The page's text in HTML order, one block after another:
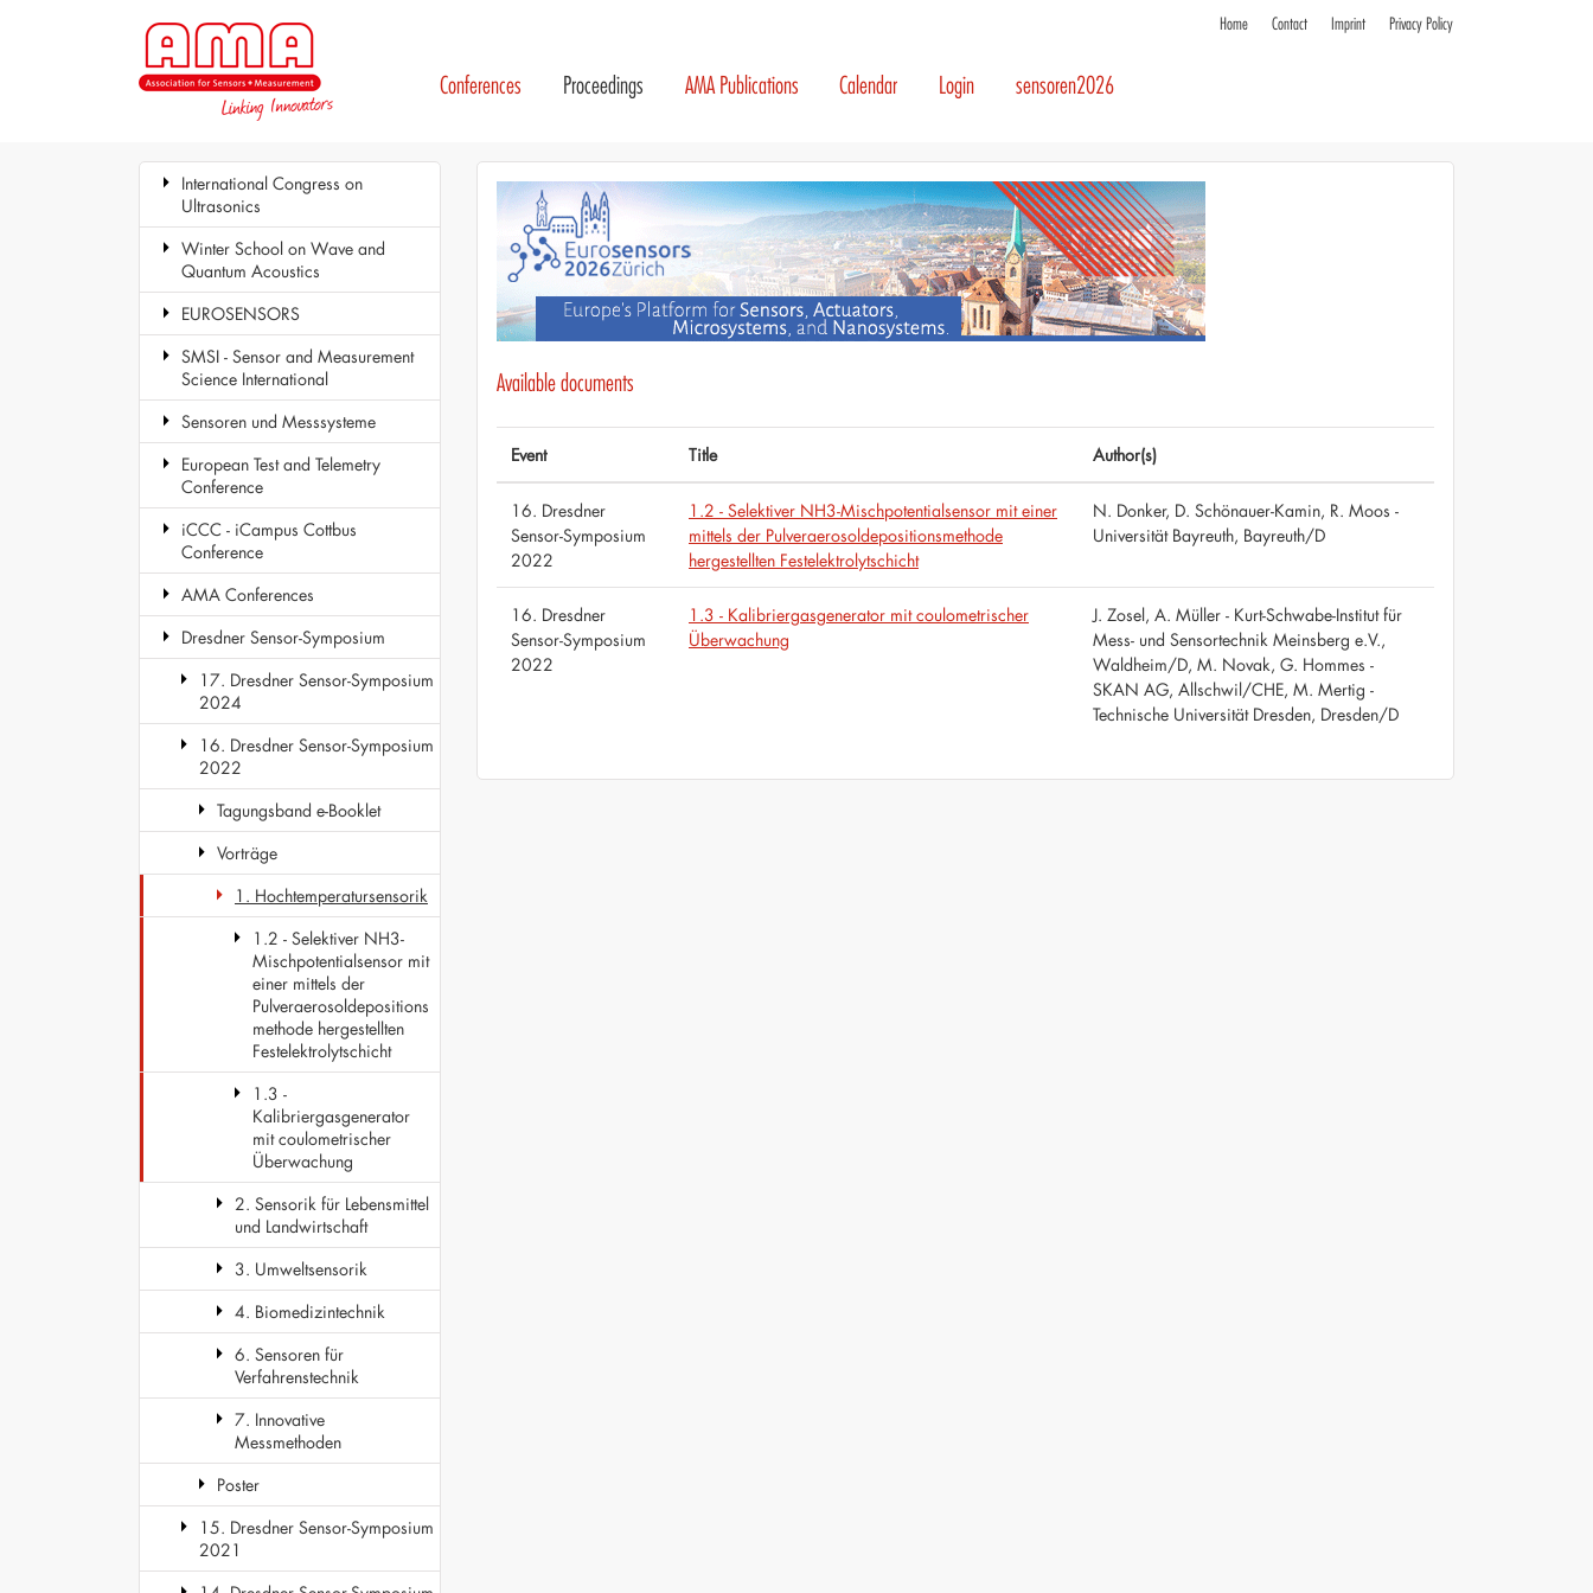
Home Contact Imprint Privacy Policy
Conferences Proceedings AMA Publications Calendar Login sensoren2026
International Congress on
Ultrasonics
Winter School on Wave and
Quantum Acoustics
EUROSENSORS
SMSI - Sensor and Measurement
Science International
Sensoren und Messsysteme
European Test and Telemetry
Conference
iCCC - iCampus Cottbus
Conference
AMA Conferences
Dresdner Sensor-Symposium
17. Dresdner Sensor-Symposium
2024
16. Dresdner Sensor-Symposium
2022
Tagungsband e-Booklet
Vorträge
1. Hochtemperatursensorik
1.2 - Selektiver NH3-
Mischpotentialsensor mit
einer mittels der
Pulveraerosoldepositions
methode hergestellten
Festelektrolytschicht
1.3 -
Kalibriergasgenerator
mit coulometrischer
Überwachung
2. Sensorik für Lebensmittel
und Landwirtschaft
3. Umweltsensorik
4. Biomedizintechnik
6. Sensoren für
Verfahrenstechnik
7. Innovative
Messmethoden
Poster
15. Dresdner Sensor-Symposium
2021
Available documents
Event Title Author(s)
16. Dresdner
Sensor-Symposium
2022
1.2 - Selektiver NH3-Mischpotentialsensor mit einer
mittels der Pulveraerosoldepositionsmethode
hergestellten Festelektrolytschicht
N. Donker, D. Schönauer-Kamin, R. Moos -
Universität Bayreuth, Bayreuth/D
16. Dresdner
Sensor-Symposium
2022
1.3 - Kalibriergasgenerator mit coulometrischer
Überwachung
J. Zosel, A. Müller - Kurt-Schwabe-Institut für
Mess- und Sensortechnik Meinsberg e.V.,
Waldheim/D, M. Novak, G. Hommes -
SKAN AG, Allschwil/CHE, M. Mertig -
Technische Universität Dresden, Dresden/D